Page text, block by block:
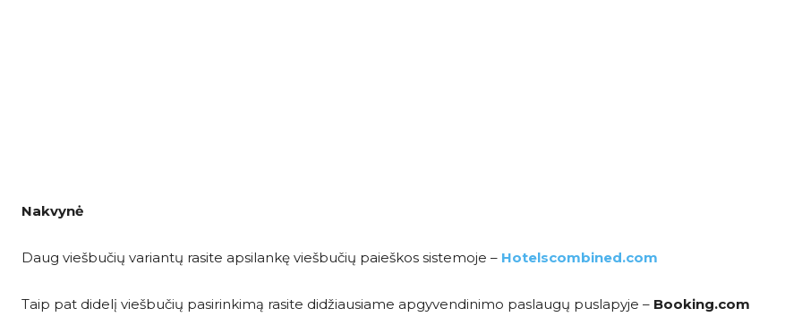
Nakvynė
Daug viešbučių variantų rasite apsilankę viešbučių paieškos sistemoje – Hotelscombined.com
Taip pat didelį viešbučių pasirinkimą rasite didžiausiame apgyvendinimo paslaugų puslapyje – Booking.com